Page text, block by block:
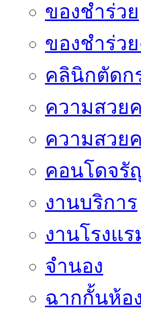
ของชำร่วย
ของชำร่ว
คลินิกตัดก
ความสวย
ความสวย
คอนโดจรั
งานบริการ
งานโรงแร
จำนอง
ฉากกั้นห้อ